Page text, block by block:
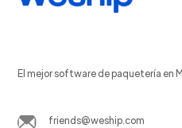
El mejor software de paquetería en
friends@weship.com